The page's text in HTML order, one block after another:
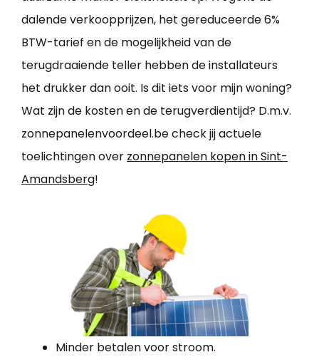
dalende verkoopprijzen, het gereduceerde 6%
BTW-tarief en de mogelijkheid van de
terugdraaiende teller hebben de installateurs
het drukker dan ooit. Is dit iets voor mijn woning?
Wat zijn de kosten en de terugverdientijd? D.m.v.
zonnepanelenvoordeel.be check jij actuele
toelichtingen over zonnepanelen kopen in Sint-
Amandsberg!
Minder betalen voor stroom.